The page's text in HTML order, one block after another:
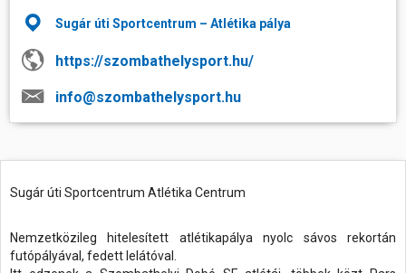
Sugár úti Sportcentrum – Atlétika pálya
https://szombathelysport.hu/
info@szombathelysport.hu
Sugár úti Sportcentrum Atlétika Centrum
Nemzetközileg hitelesített atlétikapálya nyolc sávos rekortán
futópályával, fedett lelátóval.